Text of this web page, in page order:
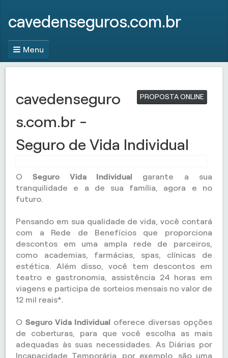
cavedenseguros.com.br
Menu
PROPOSTA ONLINE
cavedenseguro
s.com.br -
Seguro de Vida Individual
OSeguro Vida Individual garante a sua
tranquilidade e a de sua família, agora e no
futuro.
Pensando em sua qualidade de vida, você contará
com a Rede de Benefícios que proporciona
descontos em uma ampla rede de parceiros,
como academias, farmácias, spas, clínicas de
estética. Além disso, você tem descontos em
teatro e gastronomia, assistência 24 horas em
viagens e participa de sorteios mensais no valor de
12 mil reais*.
OSeguro Vida Individual oferece diversas opções
de coberturas, para que você escolha as mais
adequadas às suas necessidades. As Diárias por
Incapacidade Temporária, por exemplo, são uma